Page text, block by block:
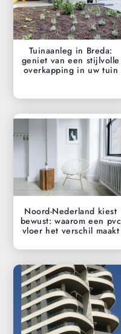
Tuinaanleg in Breda:
geniet van een stijlvolle
overkapping in uw tuin
Noord-Nederland kiest
bewust: waarom een pvc
vloer het verschil maakt